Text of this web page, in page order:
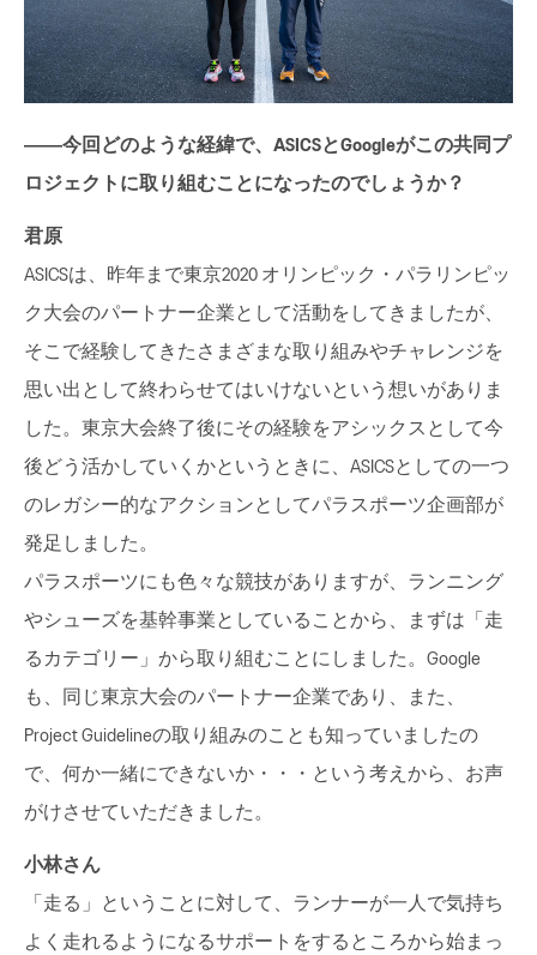
――今回どのような経緯で、ASICSとGoogleがこの共同プ
ロジェクトに取り組むことになったのでしょうか？
君原
ASICSは、昨年まで東京2020 オリンピック・パラリンピッ
ク大会のパートナー企業として活動をしてきましたが、
そこで経験してきたさまざまな取り組みやチャレンジを
思い出として終わらせてはいけないという想いがありま
した。東京大会終了後にその経験をアシックスとして今
後どう活かしていくかというときに、ASICSとしての一つ
のレガシー的なアクションとしてパラスポーツ企画部が
発足しました。
パラスポーツにも色々な競技がありますが、ランニング
やシューズを基幹事業としていることから、まずは「走
るカテゴリー」から取り組むことにしました。Google
も、同じ東京大会のパートナー企業であり、また、
Project Guidelineの取り組みのことも知っていましたの
で、何か一緒にできないか・・・という考えから、お声
がけさせていただきました。
小林さん
「走る」ということに対して、ランナーが一人で気持ち
よく走れるようになるサポートをするところから始まっ